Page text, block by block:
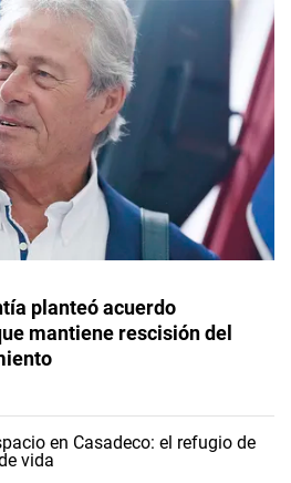
planteó acuerdo
mantiene rescisión del